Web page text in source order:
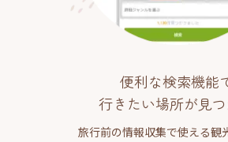
便利な検索機能
行きたい場所が見つ
旅行前の情報収集で使える観